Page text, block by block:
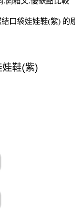
口袋娃娃鞋(紫)